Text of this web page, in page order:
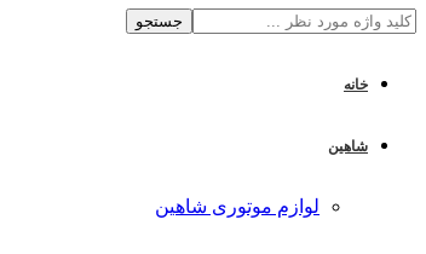
جستجو
خانه
شاهین
لوازم موتوری شاهین